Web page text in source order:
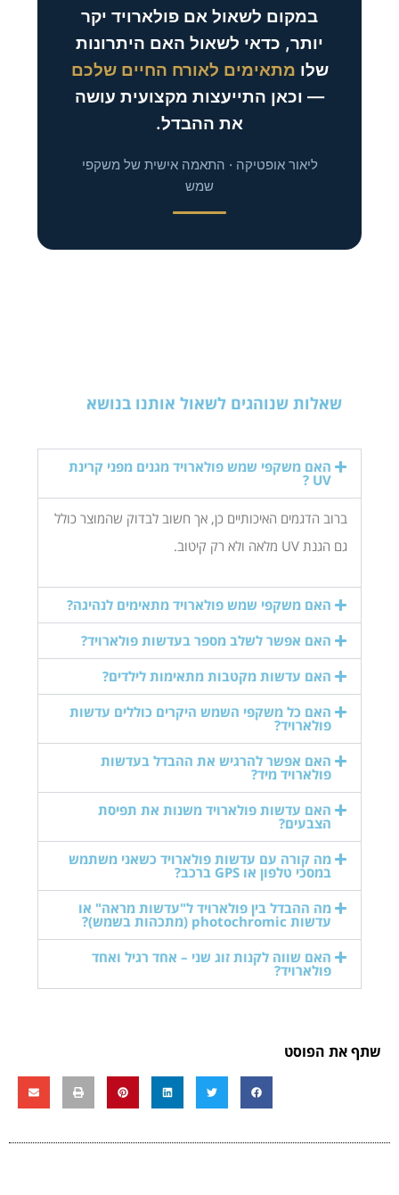
במקום לשאול אם פולארויד יקר
יותר, כדאי לשאול האם היתרונות
שלו מתאימים לאורח החיים שלכם
— וכאן התייעצות מקצועית עושה
את ההבדל.
ליאור אופטיקה · התאמה אישית של משקפי
שמש
שאלות שנוהגים לשאול אותנו בנושא
האם משקפי שמש פולארויד מגנים מפני קרינת
UV ?
ברוב הדגמים האיכותיים כן, אך חשוב לבדוק שהמוצר כולל
גם הגנת UV מלאה ולא רק קיטוב.
האם משקפי שמש פולארויד מתאימים לנהיגה?
האם אפשר לשלב מספר בעדשות פולארויד?
האם עדשות מקטבות מתאימות לילדים?
האם כל משקפי השמש היקרים כוללים עדשות
פולארויד?
האם אפשר להרגיש את ההבדל בעדשות
פולארויד מיד?
האם עדשות פולארויד משנות את תפיסת
הצבעים?
מה קורה עם עדשות פולארויד כשאני משתמש
במסכי טלפון או GPS ברכב?
מה ההבדל בין פולארויד ל"עדשות מראה" או
עדשות photochromic (מתכהות בשמש)?
האם שווה לקנות זוג שני – אחד רגיל ואחד
פולארויד?
שתף את הפוסט